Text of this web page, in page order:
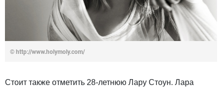
© http://www.holymoly.com/
Стоит также отметить 28-летнюю Лару Стоун. Лара